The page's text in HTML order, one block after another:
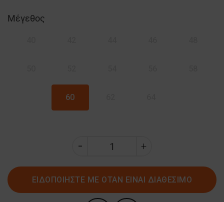
Μέγεθος
60
ΕΙΔΟΠΟΙΗΣΤΕ ΜΕ ΟΤΑΝ ΕΙΝΑΙ ΔΙΑΘΕΣΙΜΟ